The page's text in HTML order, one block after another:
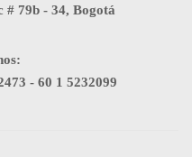
79b - 34, Bogotá
- 60 1 5232099